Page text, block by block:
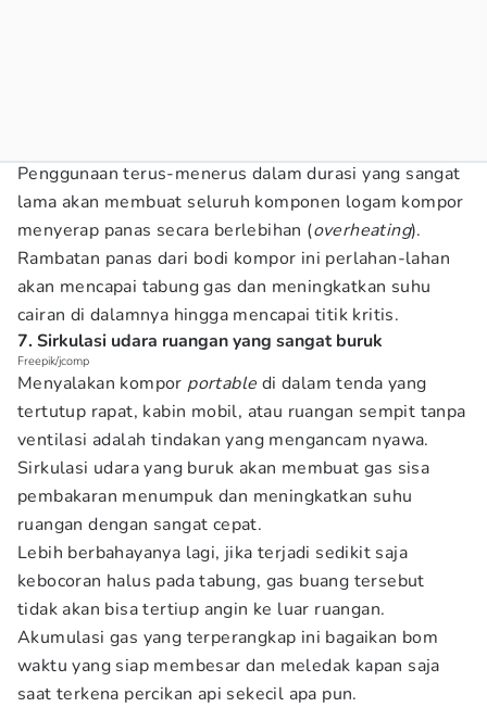
Penggunaan terus-menerus dalam durasi yang sangat
lama akan membuat seluruh komponen logam kompor
menyerap panas secara berlebihan (overheating).
Rambatan panas dari bodi kompor ini perlahan-lahan
akan mencapai tabung gas dan meningkatkan suhu
cairan di dalamnya hingga mencapai titik kritis.
7. Sirkulasi udara ruangan yang sangat buruk
Freepik/jcomp
Menyalakan kompor portable di dalam tenda yang
tertutup rapat, kabin mobil, atau ruangan sempit tanpa
ventilasi adalah tindakan yang mengancam nyawa.
Sirkulasi udara yang buruk akan membuat gas sisa
pembakaran menumpuk dan meningkatkan suhu
ruangan dengan sangat cepat.
Lebih berbahayanya lagi, jika terjadi sedikit saja
kebocoran halus pada tabung, gas buang tersebut
tidak akan bisa tertiup angin ke luar ruangan.
Akumulasi gas yang terperangkap ini bagaikan bom
waktu yang siap membesar dan meledak kapan saja
saat terkena percikan api sekecil apa pun.